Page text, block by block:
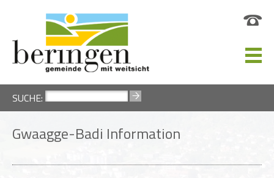
SUCHE:
Gwaagge-Badi Information